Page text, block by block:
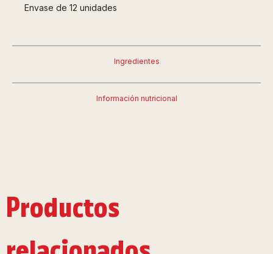
Ingredientes
Información nutricional
Envase de 12 unidades
Productos